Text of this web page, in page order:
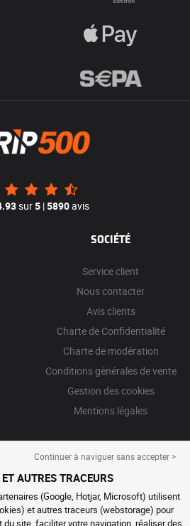
sur5 |5890avis
SOCIÉTÉ
Service client
Nous contacter
Avis clients
Charte de Confidentialité
Charte de modération
Conditions générales de vente
Gestion des cookies
Mentions légales
Continuer à naviguer sans accepter >
AUTRES TRACEURS
(Google, Hotjar, Microsoft) utilisent
et autres traceurs (webstorage) pour
site, faciliter votre navigation, réaliser des